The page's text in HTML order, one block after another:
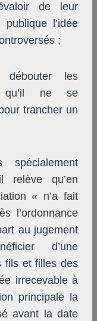
de leur
l’idée
;
les
qu’il ne se
trancher un
relève qu’en
« n’a fait
l’ordonnance
au jugement
d’une
fils et filles des
irrecevable à
principale la
avant la date